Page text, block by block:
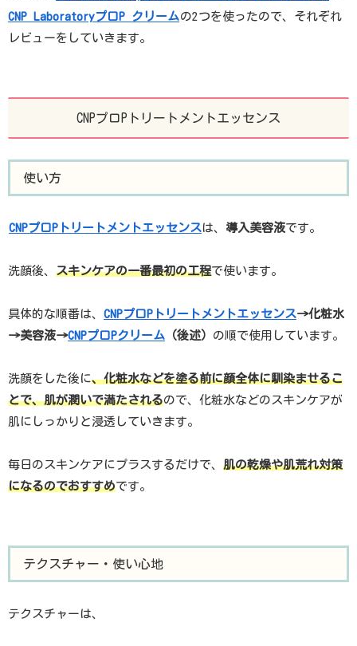
CNP LaboratoryプロP クリームの2つを使ったので、それぞれ
レビューをしていきます。
CNPプロPトリートメントエッセンス
使い方
CNPプロPトリートメントエッセンスは、 導入美容液です。
洗顔後、 スキンケアの一番最初の工程で使います。
具体的な順番は、 CNPプロPトリートメントエッセンス→化粧水
→美容液→CNPプロPクリーム （後述） の順で使用しています。
洗顔をした後に、化粧水などを塗る前に顔全体に馴染ませるこ
とで、肌が潤いで満たされるので、化粧水などのスキンケアが
肌にしっかりと浸透していきます。
毎日のスキンケアにプラスするだけで、 肌の乾燥や肌荒れ対策
になるのでおすすめです。
テクスチャー・使い心地
テクスチャーは、